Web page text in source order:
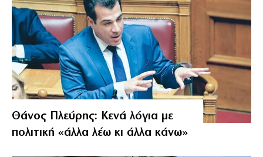
Θάνος Πλεύρης: Κενά λόγια με
πολιτική «άλλα λέω κι άλλα κάνω»